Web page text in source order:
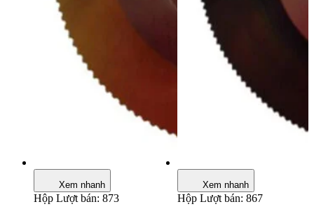
Xem nhanh
Hộp Lượt bán: 873
Xem nhanh
Hộp Lượt bán: 867